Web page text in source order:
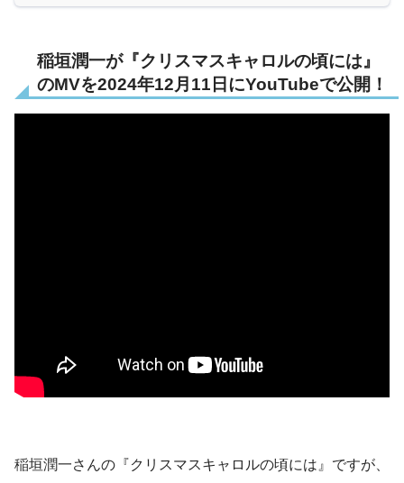
稲垣潤一が『クリスマスキャロルの頃には』
のMVを2024年12月11日にYouTubeで公開！
稲垣潤一さんの『クリスマスキャロルの頃には』ですが、